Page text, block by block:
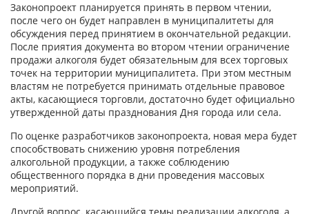
Законопроект планируется принять в первом чтении,
после чего он будет направлен в муниципалитеты для
обсуждения перед принятием в окончательной редакции.
После приятия документа во втором чтении ограничение
продажи алкоголя будет обязательным для всех торговых
точек на территории муниципалитета. При этом местным
властям не потребуется принимать отдельные правовое
акты, касающиеся торговли, достаточно будет официально
утвержденной даты празднования Дня города или села.
По оценке разработчиков законопроекта, новая мера будет
способствовать снижению уровня потребления
алкогольной продукции, а также соблюдению
общественного порядка в дни проведения массовых
мероприятий.